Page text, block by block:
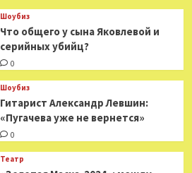
Шоубиз
Что общего у сына Яковлевой и
серийных убийц?
0
Шоубиз
Гитарист Александр Левшин:
«Пугачева уже не вернется»
0
Театр